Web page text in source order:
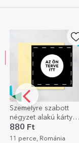
Személyre szabott
pezsgő szöveggel
születésnapokra -
Arany
6 403 Ft
17 perce, Románia